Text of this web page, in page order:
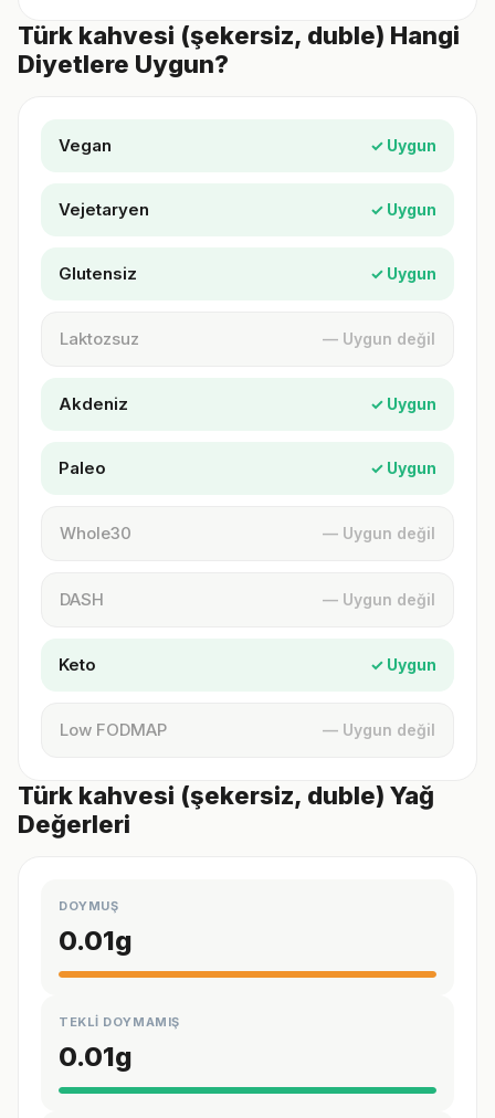
Türk kahvesi (şekersiz, duble) Hangi
Diyetlere Uygun?
Vegan ✓ Uygun
Vejetaryen ✓ Uygun
Glutensiz ✓ Uygun
Laktozsuz — Uygun değil
Akdeniz ✓ Uygun
Paleo ✓ Uygun
Whole30 — Uygun değil
DASH — Uygun değil
Keto ✓ Uygun
Low FODMAP — Uygun değil
Türk kahvesi (şekersiz, duble) Yağ
Değerleri
DOYMUŞ
0.01g
TEKLİ DOYMAMIŞ
0.01g